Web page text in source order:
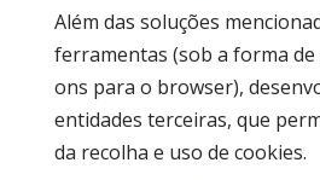
Além das soluções
ferramentas (sob a forma
ons para o browser),
entidades terceiras, que
da recolha e uso de cookies.